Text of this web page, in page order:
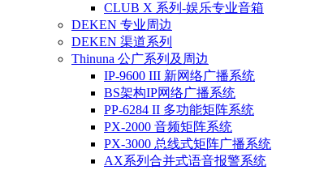
CLUB X 系列-娱乐专业音箱
DEKEN 专业周边
DEKEN 渠道系列
Thinuna 公广系列及周边
IP-9600 III 新网络广播系统
BS架构IP网络广播系统
PP-6284 II 多功能矩阵系统
PX-2000 音频矩阵系统
PX-3000 总线式矩阵广播系统
AX系列合并式语音报警系统